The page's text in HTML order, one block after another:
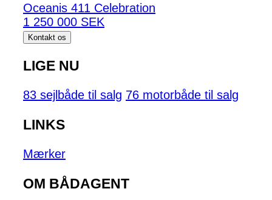
Oceanis 411 Celebration
1 250 000 SEK
Kontakt os
LIGE NU
83 sejlbåde til salg 76 motorbåde til salg
LINKS
Mærker
OM BÅDAGENT